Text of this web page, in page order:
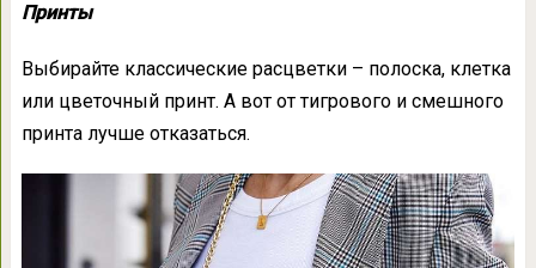
Принты
Выбирайте классические расцветки – полоска, клетка
или цветочный принт. А вот от тигрового и смешного
принта лучше отказаться.